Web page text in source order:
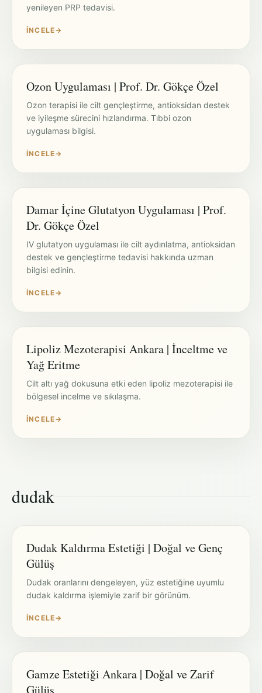
yenileyen PRP tedavisi.
İNCELE→
Ozon Uygulaması | Prof. Dr. Gökçe Özel
Ozon terapisi ile cilt gençleştirme, antioksidan destek
ve iyileşme sürecini hızlandırma. Tıbbi ozon
uygulaması bilgisi.
İNCELE→
Damar İçine Glutatyon Uygulaması | Prof.
Dr. Gökçe Özel
IV glutatyon uygulaması ile cilt aydınlatma, antioksidan
destek ve gençleştirme tedavisi hakkında uzman
bilgisi edinin.
İNCELE→
Lipoliz Mezoterapisi Ankara | İnceltme ve
Yağ Eritme
Cilt altı yağ dokusuna etki eden lipoliz mezoterapisi ile
bölgesel incelme ve sıkılaşma.
İNCELE→
dudak
Dudak Kaldırma Estetiği | Doğal ve Genç
Gülüş
Dudak oranlarını dengeleyen, yüz estetiğine uyumlu
dudak kaldırma işlemiyle zarif bir görünüm.
İNCELE→
Gamze Estetiği Ankara | Doğal ve Zarif
Gülüş